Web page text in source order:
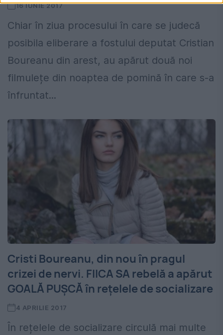
16 IUNIE 2017
Chiar în ziua procesului în care se judecă
posibila eliberare a fostului deputat Cristian
Boureanu din arest, au apărut două noi
filmulețe din noaptea de pomină în care s-a
înfruntat...
Cristi Boureanu, din nou în pragul
crizei de nervi. FIICA SA rebelă a apărut
GOALĂ PUȘCĂ în rețelele de socializare
4 APRILIE 2017
În rețelele de socializare circulă mai multe